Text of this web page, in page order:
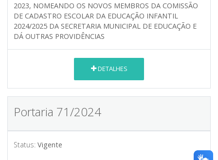
2023, NOMEANDO OS NOVOS MEMBROS DA COMISSÃO
DE CADASTRO ESCOLAR DA EDUCAÇÃO INFANTIL
2024/2025 DA SECRETARIA MUNICIPAL DE EDUCAÇÃO E
DÁ OUTRAS PROVIDÊNCIAS
DETALHES
Portaria 71/2024
Status: Vigente